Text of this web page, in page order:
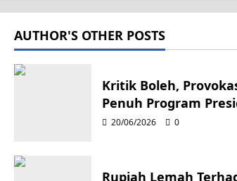
s
t
n
i
AUTHOR'S OTHER POSTS
Kritik Boleh,
Penuh Program
20/06/2026 0
Rupiah Lemah